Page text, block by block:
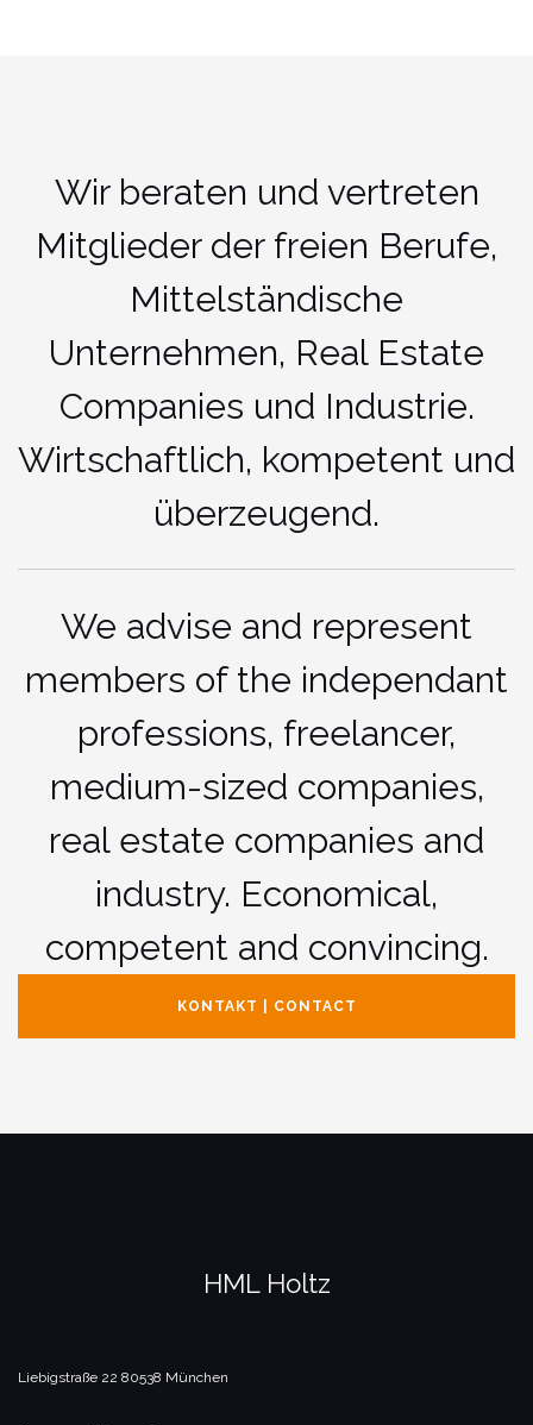
Wir beraten und vertreten
Mitglieder der freien Berufe,
Mittelständische
Unternehmen, Real Estate
Companies und Industrie.
Wirtschaftlich, kompetent und
überzeugend.
We advise and represent
members of the independant
professions, freelancer,
medium-sized companies,
real estate companies and
industry. Economical,
competent and convincing.
KONTAKT | CONTACT
HML Holtz
Liebigstraße 22 80538 München